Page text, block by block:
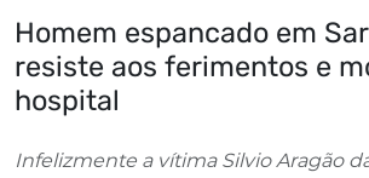
Homem espancado em
resiste aos ferimentos e
hospital
Infelizmente a vítima Silvio Aragão